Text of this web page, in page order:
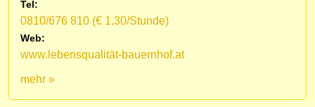
Tel:
0810/676 810 (€ 1,30/Stunde)
Web:
www.lebensqualität-bauernhof.at
mehr »